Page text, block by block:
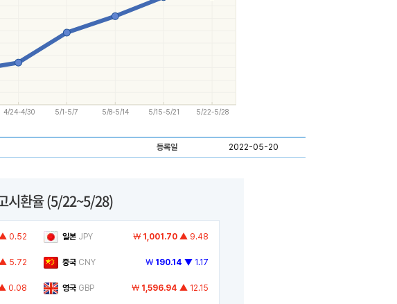
4/24-4/30 5/1-5/7 5/8-5/14 5/15-5/21 5/22-5/28
등록일 2022-05-20
시환율(5/22~5/28)
0.52
5.72
0.08
일본 JPY ￦ 1,001.70▲ 9.48
중국 CNY ￦ 190.14 ▼ 1.17
영국 GBP ￦ 1,596.94 ▲ 12.15